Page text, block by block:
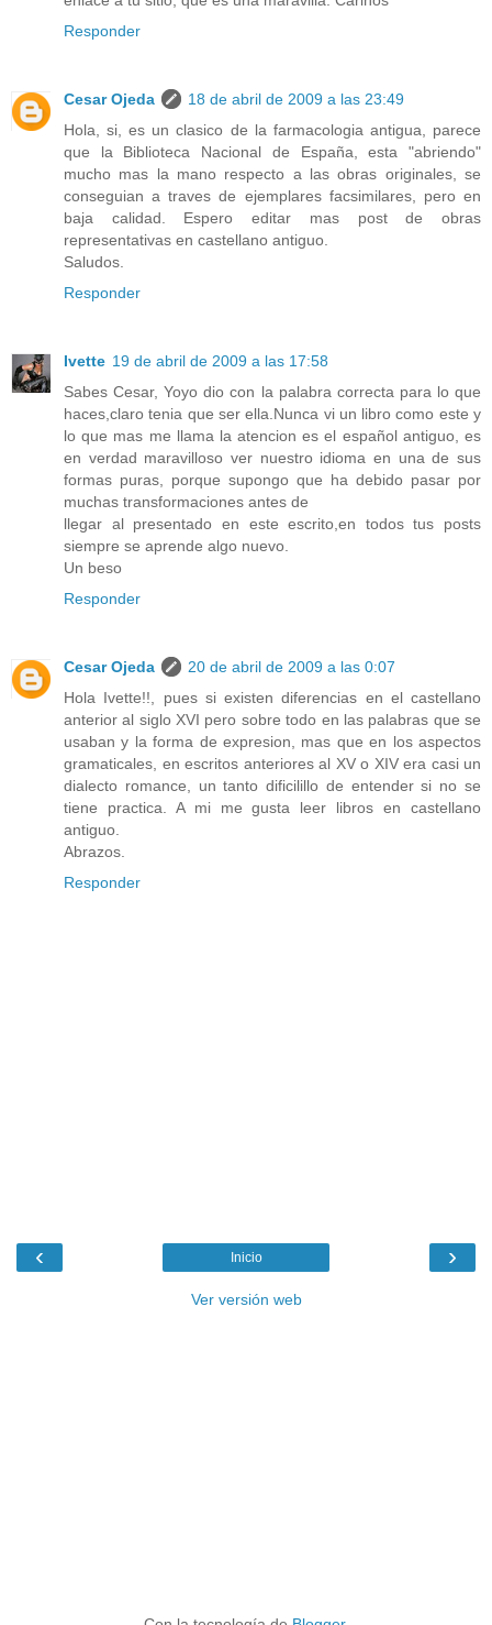
Responder
Cesar Ojeda
18 de abril de 2009 a las 23:49
Hola, si, es un clasico de la farmacologia antigua, parece
que la Biblioteca Nacional de España, esta "abriendo"
mucho mas la mano respecto a las obras originales, se
conseguian a traves de ejemplares facsimilares, pero en
baja calidad. Espero editar mas post de obras
representativas en castellano antiguo.
Saludos.
Responder
Ivette 19 de abril de 2009 a las 17:58
Sabes Cesar, Yoyo dio con la palabra correcta para lo que
haces,claro tenia que ser ella.Nunca vi un libro como este y
lo que mas me llama la atencion es el español antiguo, es
en verdad maravilloso ver nuestro idioma en una de sus
formas puras, porque supongo que ha debido pasar por
muchas transformaciones antes de
llegar al presentado en este escrito,en todos tus posts
siempre se aprende algo nuevo.
Un beso
Responder
Cesar Ojeda
20 de abril de 2009 a las 0:07
Hola Ivette!!, pues si existen diferencias en el castellano
anterior al siglo XVI pero sobre todo en las palabras que se
usaban y la forma de expresion, mas que en los aspectos
gramaticales, en escritos anteriores al XV o XIV era casi un
dialecto romance, un tanto dificilillo de entender si no se
tiene practica. A mi me gusta leer libros en castellano
antiguo.
Abrazos.
Responder
‹ ›
Inicio
Ver versión web